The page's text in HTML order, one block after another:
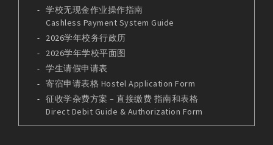
学校无现金作业操作指南
Cashless Payment System Guide
2026学年校务行政历
2026学年学校平面图
学生请假申请表
寄宿申请表格 Hostel Application Form
征收学杂费方案 – 直接缴费 指南和表格
Direct Debit Guide & Authorization Form